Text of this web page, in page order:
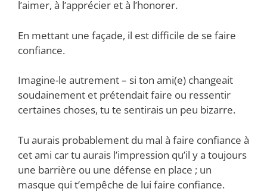
l’aimer, à l’apprécier et à l’honorer.
En mettant une façade, il est difficile de se faire
confiance.
Imagine-le autrement – si ton ami(e) changeait
soudainement et prétendait faire ou ressentir
certaines choses, tu te sentirais un peu bizarre.
Tu aurais probablement du mal à faire confiance à
cet ami car tu aurais l’impression qu’il y a toujours
une barrière ou une défense en place ; un
masque qui t’empêche de lui faire confiance.